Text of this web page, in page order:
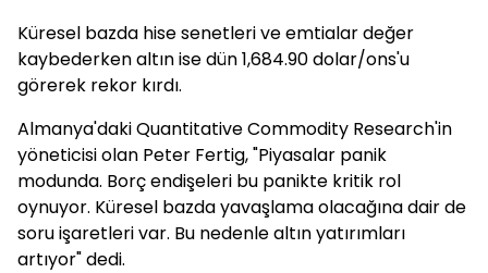
Küresel bazda hise senetleri ve emtialar değer
kaybederken altın ise dün 1,684.90 dolar/ons'u
görerek rekor kırdı.
Almanya'daki Quantitative Commodity Research'in
yöneticisi olan Peter Fertig, "Piyasalar panik
modunda. Borç endişeleri bu panikte kritik rol
oynuyor. Küresel bazda yavaşlama olacağına dair de
soru işaretleri var. Bu nedenle altın yatırımları
artıyor" dedi.